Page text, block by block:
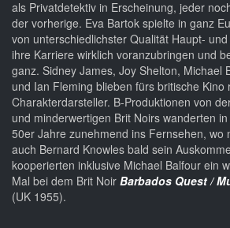
als Privatdetektiv in Erscheinung, jeder
der vorherige. Eva Bartok spielte in ganz
von unterschiedlichster Qualität Haupt-
ihre Karriere wirklich voranzubringen und
ganz. Sidney James, Joy Shelton, Michael
und Ian Fleming blieben fürs britische Kino
Charakterdarsteller. B-Produktionen von
und minderwertigen Brit Noirs wanderten
50er Jahre zunehmend ins Fernsehen, wo
auch Bernard Knowles bald sein
kooperierten inklusive Michael Balfour ein
Mal bei dem Brit Noir Barbados Quest /
(UK 1955).